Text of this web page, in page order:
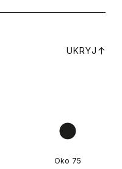
UKRYJ ↓
Oko 75